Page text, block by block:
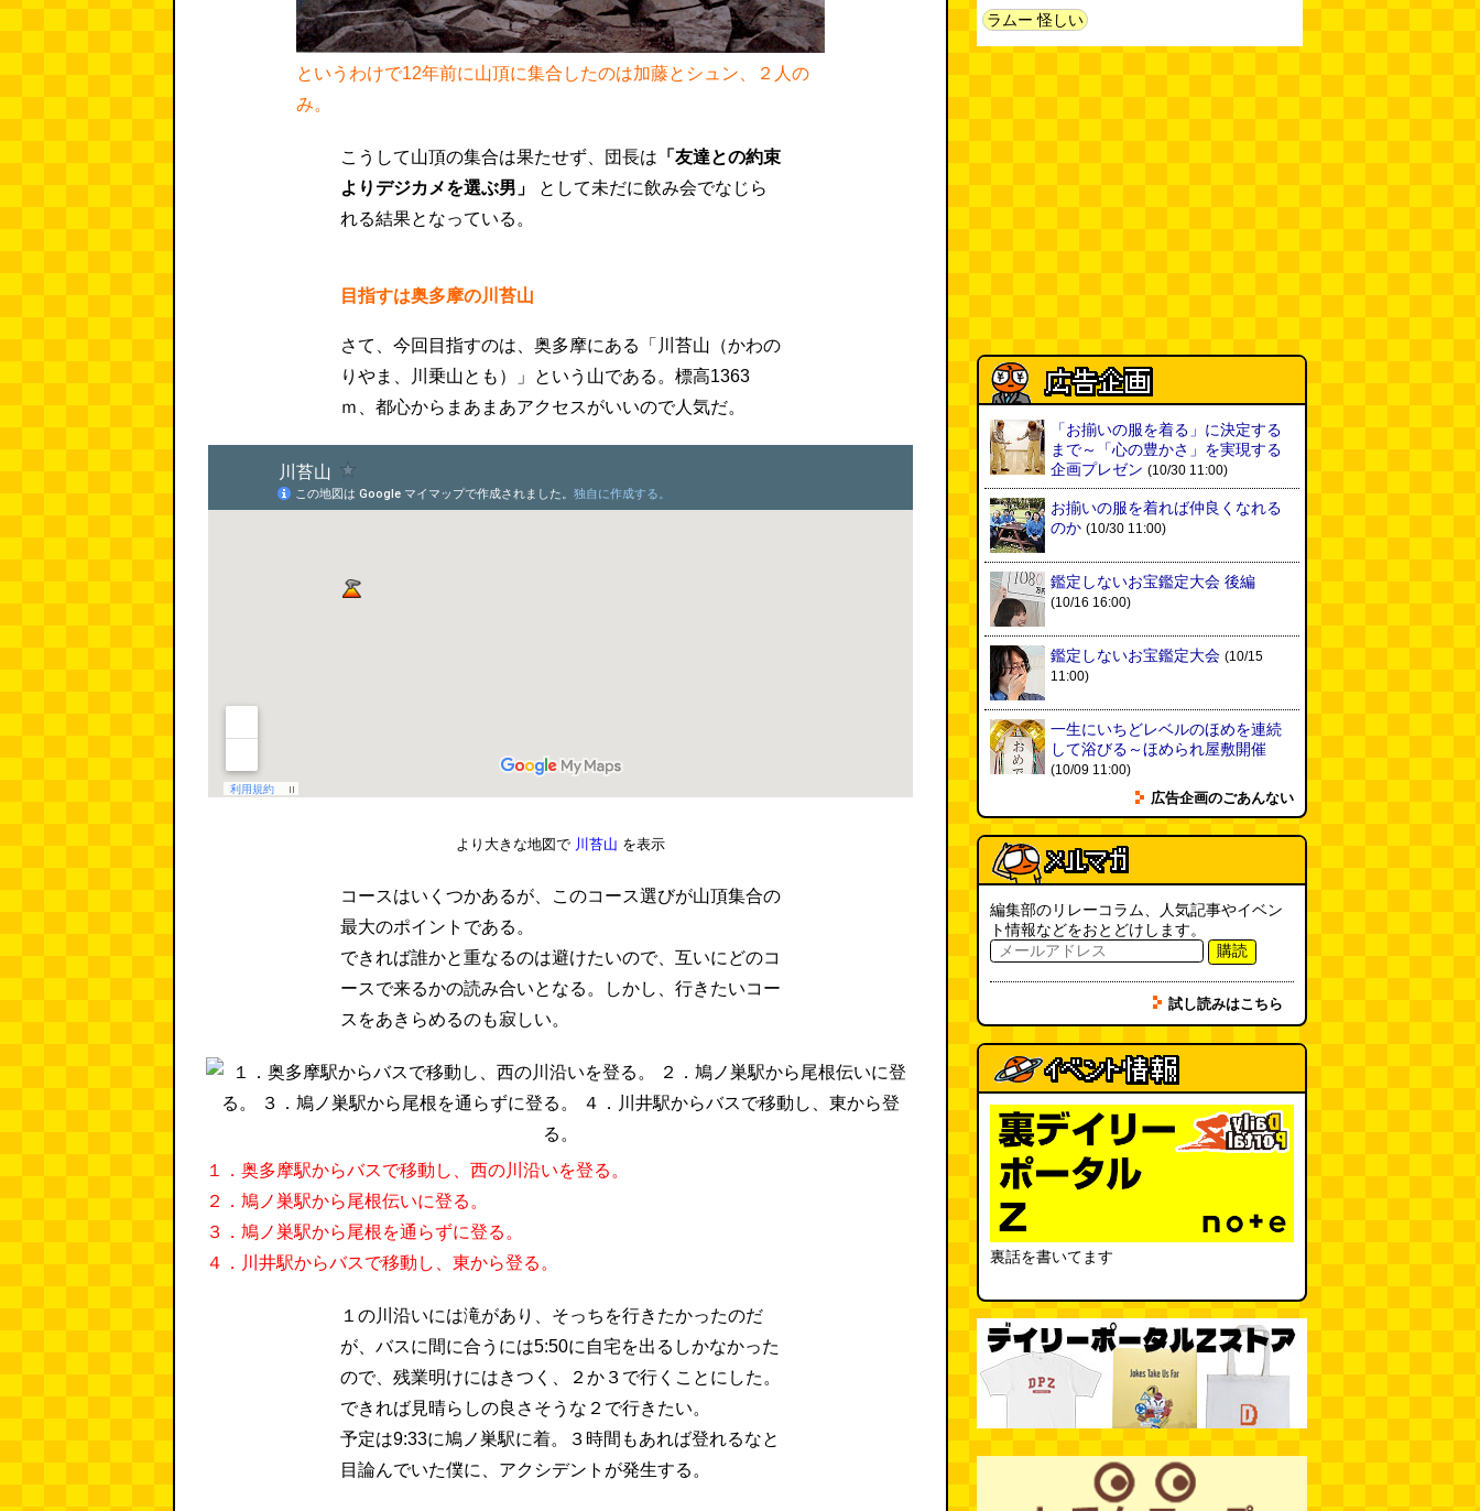
というわけで12年前に山頂に集合したのは加藤とシュン、２人の
み。
こうして山頂の集合は果たせず、団長は 「友達との約束
よりデジカメを選ぶ男」
として未だに飲み会でなじら
れる結果となっている。
目指すは奥多摩の川苔山
さて、今回目指すのは、奥多摩にある「川苔山（かわの
りやま、川乗山とも）」という山である。標高1363
ｍ、都心からまあまあアクセスがいいので人気だ。
より大きな地図で 川苔山 を表示
コースはいくつかあるが、このコース選びが山頂集合の
最大のポイントである。
できれば誰かと重なるのは避けたいので、互いにどのコ
ースで来るかの読み合いとなる。しかし、行きたいコー
スをあきらめるのも寂しい。
１．奥多摩駅からバスで移動し、西の川沿いを登る。
２．鳩ノ巣駅から尾根伝いに登る。
３．鳩ノ巣駅から尾根を通らずに登る。
４．川井駅からバスで移動し、東から登る。
１の川沿いには滝があり、そっちを行きたかったのだ
が、バスに間に合うには5:50に自宅を出るしかなかった
ので、残業明けにはきつく、２か３で行くことにした。
できれば見晴らしの良さそうな２で行きたい。
予定は9:33に鳩ノ巣駅に着。３時間もあれば登れるなと
目論んでいた僕に、アクシデントが発生する。
実は真の秘境駅はお隣の湯檜曽駅
だった
(08.04 11:00)
現役、コスモスの自販機(読者投
稿) (08.03 16:00)
取り残された木(ほり) (08.03
16:00)
「入力中…」の動きを対面の会話
(08.03 11:00)
ミンティアで汗がおさえられるの
11:00)
新情報）(ほり)
夏の良さ、庭の木を抜く、AIっぽ
さ・7/25～31 のデイリーポータ
ルZダイジェスト(デイリーポー
タルZ) (08.02 11:00)
おもしろいって言われたい 第1回
(08.02 11:00)
冷房の壊れた焼肉屋（2026.8.2
朝エッセイと更新情報）(トルー)
カシューナッツの果実、カシュー
アップルは甘渋かった（傑作選）
(玉置標本) (08.01 18:00)
非常口の可能性があるタイヤ(ん
ちゅたぐい)
(08.01 16:00)
青森駅前にはビーチがある (読者
ラムー 怪しい
「お揃いの服を着る」に決定する
まで～「心の豊かさ」を実現する
企画プレゼン (10/30 11:00)
お揃いの服を着れば仲良くなれる
のか (10/30 11:00)
鑑定しないお宝鑑定大会 後編
(10/16 16:00)
鑑定しないお宝鑑定大会 (10/15
11:00)
一生にいちどレベルのほめを連続
して浴びる～ほめられ屋敷開催
(10/09 11:00)
広告企画のごあんない
編集部のリレーコラム、人気記事やイベン
ト情報などをおとどけします。
購読
試し読みはこちら
裏話を書いてます